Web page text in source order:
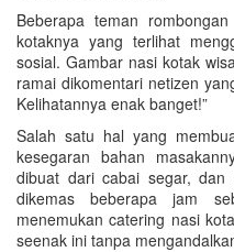
Beberapa teman
kotaknya yang terlihat
sosial. Gambar nasi kotak
ramai dikomentari netizen
Kelihatannya enak banget!”
Salah satu hal yang
kesegaran bahan
dibuat dari cabai segar, dan
dikemas beberapa jam
menemukan catering nasi
seenak ini tanpa